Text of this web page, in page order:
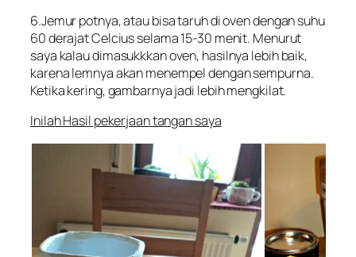
6.Jemur potnya, atau bisa taruh di oven dengan suhu
60 derajat Celcius selama 15-30 menit. Menurut
saya kalau dimasukkkan oven, hasilnya lebih baik,
karena lemnya akan menempel dengan sempurna.
Ketika kering, gambarnya jadi lebih mengkilat.
Inilah Hasil pekerjaan tangan saya